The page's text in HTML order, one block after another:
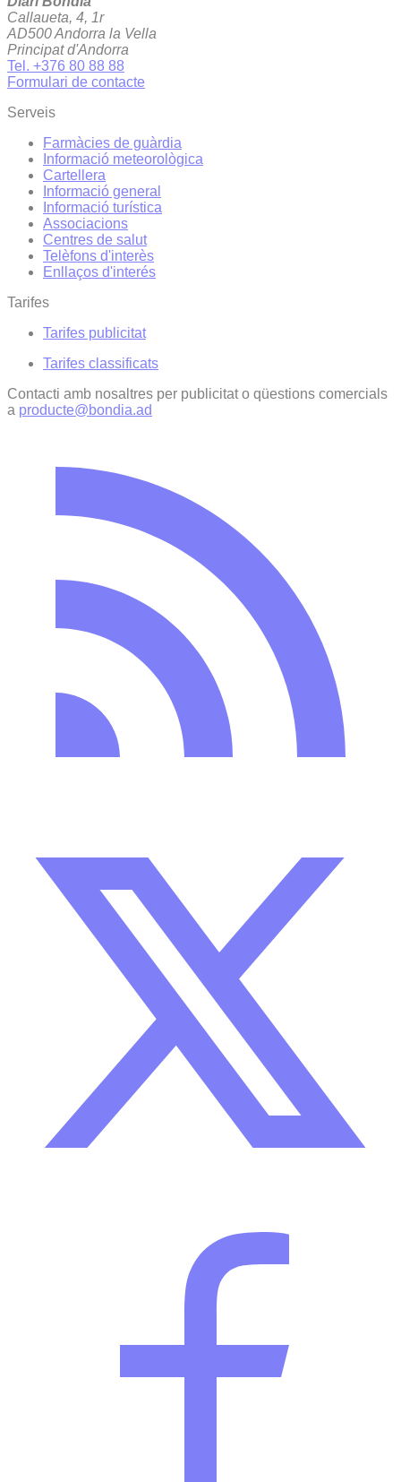
Callaueta, 4, 1r
AD500 Andorra la Vella
Principat d'Andorra
Tel. +376 80 88 88
Formulari de contacte
Serveis
Farmàcies de guàrdia
Informació meteorològica
Cartellera
Informació general
Informació turística
Associacions
Centres de salut
Telèfons d'interès
Enllaços d'interés
Tarifes
Tarifes publicitat
Tarifes classificats
Contacti amb nosaltres per publicitat o qüestions comercials
a producte@bondia.ad